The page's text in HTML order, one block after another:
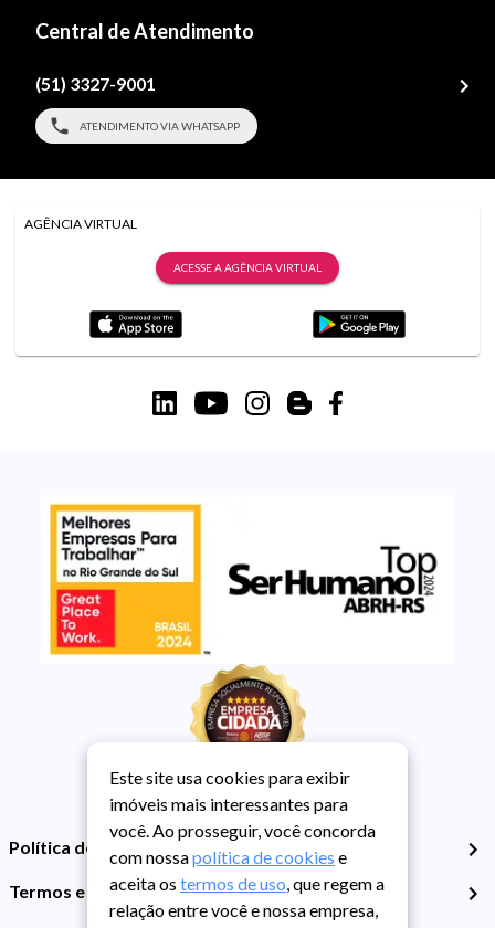
Central de Atendimento
(51) 3327-9001
ATENDIMENTO VIA WHATSAPP
AGÊNCIA VIRTUAL
ACESSE A AGÊNCIA VIRTUAL
Política de Privacidade
Termos e Condições de Uso
Este site usa cookies para exibir
imóveis mais interessantes para
você. Ao prosseguir, você concorda
com nossapolítica de cookies e
aceita os termos de uso, que regem a
relação entre você e nossa empresa,